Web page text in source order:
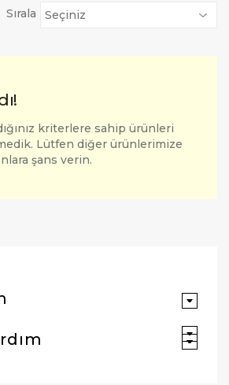
Sırala
kriterlere sahip ürünleri
Lütfen diğer ürünlerimize
şans verin.